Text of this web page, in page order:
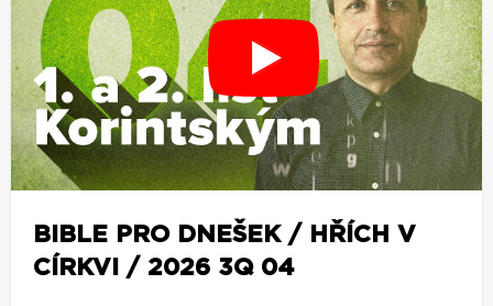
BIBLE PRO DNEŠEK / HŘÍCH V
CÍRKVI / 2026 3Q 04